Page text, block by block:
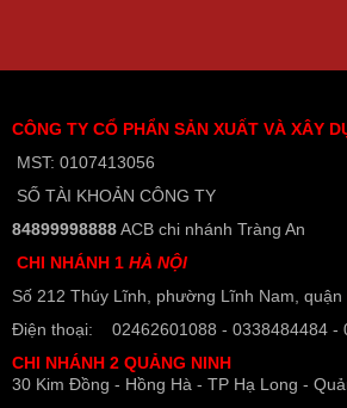
CÔNG TY CỔ PHẨN SẢN XUẤT VÀ XÂY
MST: 0107413056
SỐ TÀI KHOẢN CÔNG TY
84899998888ACB chi nhánh Tràng An
CHI NHÁNH 1 HÀ NỘI
Số 212 Thúy Lĩnh, phường Lĩnh Nam, quận
Điện thoại: 02462601088 - 0338484484 -
CHI NHÁNH 2 QUẢNG NINH
30 Kim Đồng - Hồng Hà - TP Hạ Long -